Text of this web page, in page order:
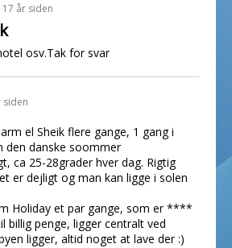
år siden
osv.Tak for svar
siden
el Sheik flere gange, 1 gang i
den danske soommer
ca 25-28grader hver dag. Rigtig
er dejligt og man kan ligge i solen
Holiday et par gange, som er ****
billig penge, ligger centralt ved
ligger, altid noget at lave der :)